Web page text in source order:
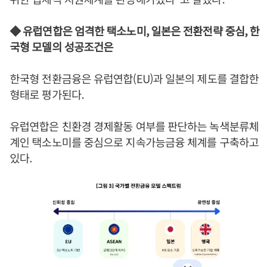
◆ 유럽연합은 엄격한 택소노미, 일본은 전환전략 중심, 한
국형 모델의 성공조건은
한국형 전환금융은 유럽연합(EU)과 일본의 제도를 결합한
형태로 평가된다.
유럽연합은 친환경 경제활동 여부를 판단하는 녹색분류체
계인 택소노미를 중심으로 지속가능금융 체계를 구축하고
있다.